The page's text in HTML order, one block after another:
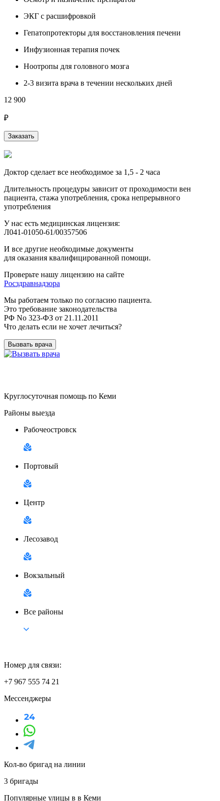
ЭКГ с расшифровкой
Гепатопротекторы для восстановления печени
Инфузионная терапия почек
Ноотропы для головного мозга
2-3 визита врача в течении нескольких дней
12 900
₽
Заказать
Доктор сделает все необходимое за 1,5 - 2 часа
Длительность процедуры зависит от проходимости вен
пациента, стажа употребления, срока непрерывного
употребления
У нас есть медицинская лицензия:
Л041-01050-61/00357506
И все другие необходимые документы
для оказания квалифицированной помощи.
Проверьте нашу лицензию на сайте
Росздравнадзора
Мы работаем только по согласию пациента.
Это требование законодательства
РФ No 323-ФЗ от 21.11.2011
Что делать если не хочет лечиться?
Вызвать врача
Круглосуточная помощь по Кеми
Районы выезда
Рабочеостровск
Портовый
Центр
Лесозавод
Вокзальный
Все районы
Номер для связи:
+7 967 555 74 21
Мессенджеры
Кол-во бригад на линии
3 бригады
Популярные улицы в в Кеми